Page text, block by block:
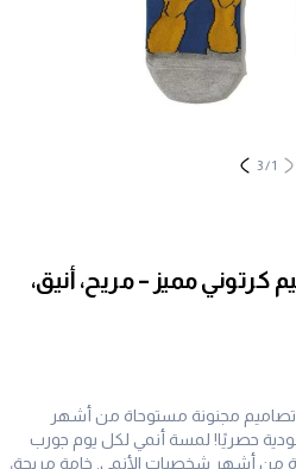
1
/
3
مميز – مريح، أنيق،
مجنونة مستوحاة من أشهر
حصريًا! لمسة أنمي لكل يوم جورب
من أشهر شخصيات الأنمي. خامة مريحة،